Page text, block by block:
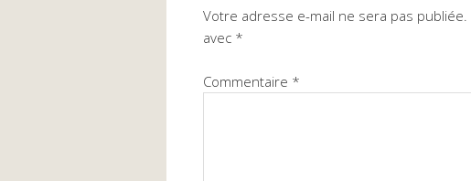
Votre adresse e-mail ne sera pas publiée.
avec *
Commentaire *